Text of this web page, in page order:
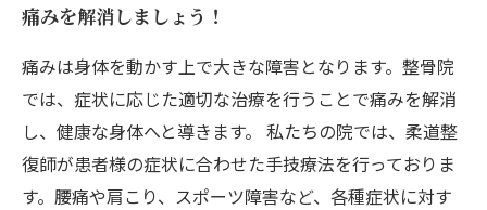
痛みを解消しましょう！
痛みは身体を動かす上で大きな障害となります。整骨院
では、症状に応じた適切な治療を行うことで痛みを解消
し、健康な身体へと導きます。 私たちの院では、柔道整
復師が患者様の症状に合わせた手技療法を行っておりま
す。腰痛や肩こり、スポーツ障害など、各種症状に対す